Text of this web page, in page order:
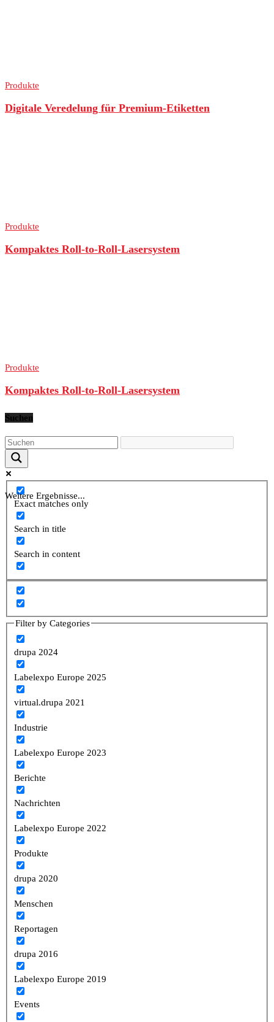
Produkte
Digitale Veredelung für Premium-Etiketten
Produkte
Kompaktes Roll-to-Roll-Lasersystem
Produkte
Kompaktes Roll-to-Roll-Lasersystem
Suchen
Weitere Ergebnisse...
Exact matches only
Search in title
Search in content
Filter by Categories
drupa 2024
Labelexpo Europe 2025
virtual.drupa 2021
Industrie
Labelexpo Europe 2023
Berichte
Nachrichten
Labelexpo Europe 2022
Produkte
drupa 2020
Menschen
Reportagen
drupa 2016
Labelexpo Europe 2019
Events